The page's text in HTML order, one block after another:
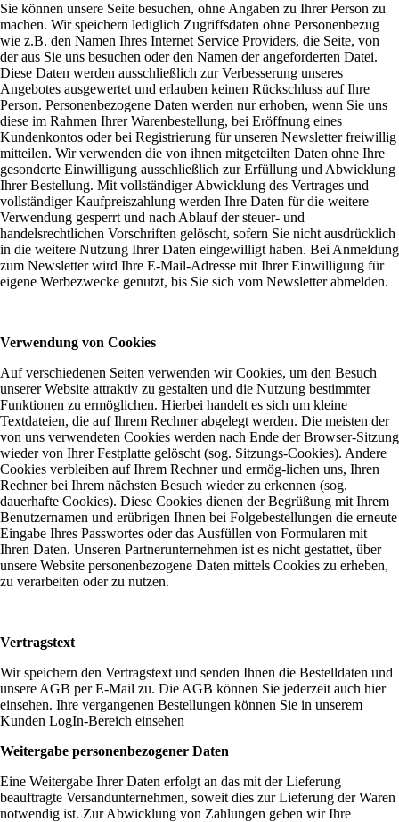
Sie können unsere Seite besuchen, ohne Angaben zu Ihrer Person zu
machen. Wir speichern lediglich Zugriffsdaten ohne Personenbezug
wie z.B. den Namen Ihres Internet Service Providers, die Seite, von
der aus Sie uns besuchen oder den Namen der angeforderten Datei.
Diese Daten werden ausschließlich zur Verbesserung unseres
Angebotes ausgewertet und erlauben keinen Rückschluss auf Ihre
Person. Personenbezogene Daten werden nur erhoben, wenn Sie uns
diese im Rahmen Ihrer Warenbestellung, bei Eröffnung eines
Kundenkontos oder bei Registrierung für unseren Newsletter freiwillig
mitteilen. Wir verwenden die von ihnen mitgeteilten Daten ohne Ihre
gesonderte Einwilligung ausschließlich zur Erfüllung und Abwicklung
Ihrer Bestellung. Mit vollständiger Abwicklung des Vertrages und
vollständiger Kaufpreiszahlung werden Ihre Daten für die weitere
Verwendung gesperrt und nach Ablauf der steuer- und
handelsrechtlichen Vorschriften gelöscht, sofern Sie nicht ausdrücklich
in die weitere Nutzung Ihrer Daten eingewilligt haben. Bei Anmeldung
zum Newsletter wird Ihre E-Mail-Adresse mit Ihrer Einwilligung für
eigene Werbezwecke genutzt, bis Sie sich vom Newsletter abmelden.
Verwendung von Cookies
Auf verschiedenen Seiten verwenden wir Cookies, um den Besuch
unserer Website attraktiv zu gestalten und die Nutzung bestimmter
Funktionen zu ermöglichen. Hierbei handelt es sich um kleine
Textdateien, die auf Ihrem Rechner abgelegt werden. Die meisten der
von uns verwendeten Cookies werden nach Ende der Browser-Sitzung
wieder von Ihrer Festplatte gelöscht (sog. Sitzungs-Cookies). Andere
Cookies verbleiben auf Ihrem Rechner und ermög-lichen uns, Ihren
Rechner bei Ihrem nächsten Besuch wieder zu erkennen (sog.
dauerhafte Cookies). Diese Cookies dienen der Begrüßung mit Ihrem
Benutzernamen und erübrigen Ihnen bei Folgebestellungen die erneute
Eingabe Ihres Passwortes oder das Ausfüllen von Formularen mit
Ihren Daten. Unseren Partnerunternehmen ist es nicht gestattet, über
unsere Website personenbezogene Daten mittels Cookies zu erheben,
zu verarbeiten oder zu nutzen.
Vertragstext
Wir speichern den Vertragstext und senden Ihnen die Bestelldaten und
unsere AGB per E-Mail zu. Die AGB können Sie jederzeit auch hier
einsehen. Ihre vergangenen Bestellungen können Sie in unserem
Kunden LogIn-Bereich einsehen
Weitergabe personenbezogener Daten
Eine Weitergabe Ihrer Daten erfolgt an das mit der Lieferung
beauftragte Versandunternehmen, soweit dies zur Lieferung der Waren
notwendig ist. Zur Abwicklung von Zahlungen geben wir Ihre